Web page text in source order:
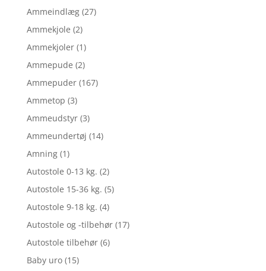
Ammeindlæg (27)
Ammekjole (2)
Ammekjoler (1)
Ammepude (2)
Ammepuder (167)
Ammetop (3)
Ammeudstyr (3)
Ammeundertøj (14)
Amning (1)
Autostole 0-13 kg. (2)
Autostole 15-36 kg. (5)
Autostole 9-18 kg. (4)
Autostole og -tilbehør (17)
Autostole tilbehør (6)
Baby uro (15)